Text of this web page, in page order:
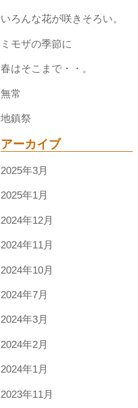
いろんな花が咲きそろい。
ミモザの季節に
春はそこまで・・。
無常
地鎮祭
アーカイブ
2025年3月
2025年1月
2024年12月
2024年11月
2024年10月
2024年7月
2024年3月
2024年2月
2024年1月
2023年11月